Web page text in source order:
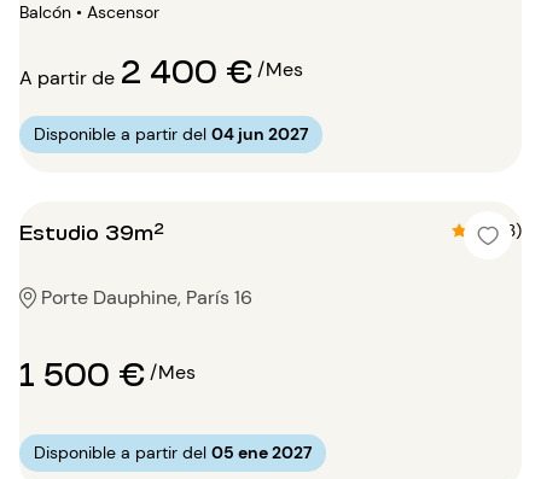
Balcón • Ascensor
A partir de 2 400 €/Mes
Disponible a partir del 04 jun 2027
Estudio 39m² 4.7 (3)
Porte Dauphine, París 16
1 500 €/Mes
Disponible a partir del 05 ene 2027